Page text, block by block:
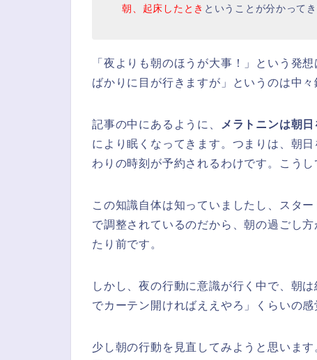
朝、起床したとき ということが分かってき
「夜よりも朝のほうが大事！」という発
ばかりに目が行きますが」というのは中々
記事の中にあるように、 メラトニンは朝
により眠くなってきます。つまりは、朝
わりの時刻が予約されるわけです。こう
この知識自体は知っていましたし、スタ
で調整されているのだから、朝の過ごし
たり前です。
しかし、夜の行動に意識が行く中で、朝
でカーテン開ければええやろ」くらいの感
少し朝の行動を見直してみようと思いま